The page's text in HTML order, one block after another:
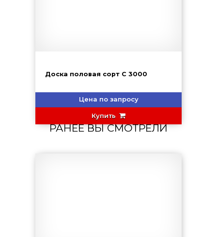
Доска половая сорт С 3000
Цена по запросу
Купить
РАНЕЕ ВЫ СМОТРЕЛИ